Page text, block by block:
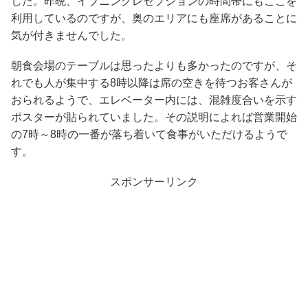
利用しているのですが、奥のエリアにも座席があることに
気が付きませんでした。
朝食会場のテーブルは思ったよりも多かったのですが、そ
れでも人が集中する8時以降は席の空きを待つお客さんが
おられるようで、エレベーター内には、混雑度合いを示す
ポスターが貼られていました。その説明によれば営業開始
の7時～8時の一番が落ち着いて食事がいただけるようで
す。
スポンサーリンク